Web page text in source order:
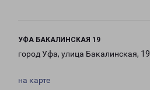
УФА БАКАЛИНСКАЯ 19
город Уфа, улица Бакалинская, 19
на карте